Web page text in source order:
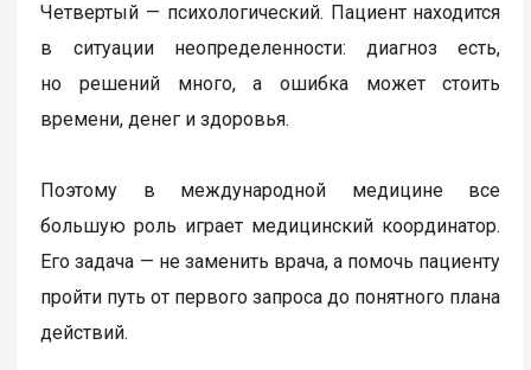
Четвертый — психологический. Пациент находится
в ситуации неопределенности: диагноз есть,
но решений много, а ошибка может стоить
времени, денег и здоровья.
Поэтому в международной медицине все
большую роль играет медицинский координатор.
Его задача — не заменить врача, а помочь пациенту
пройти путь от первого запроса до понятного плана
действий.